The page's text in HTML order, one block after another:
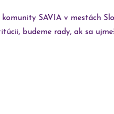
SAVIA v mestách
budeme rady, ak sa